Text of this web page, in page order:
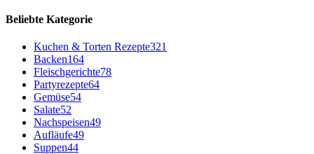
Beliebte Kategorie
Kuchen & Torten Rezepte321
Backen164
Fleischgerichte78
Partyrezepte64
Gemüse54
Salate52
Nachspeisen49
Aufläufe49
Suppen44